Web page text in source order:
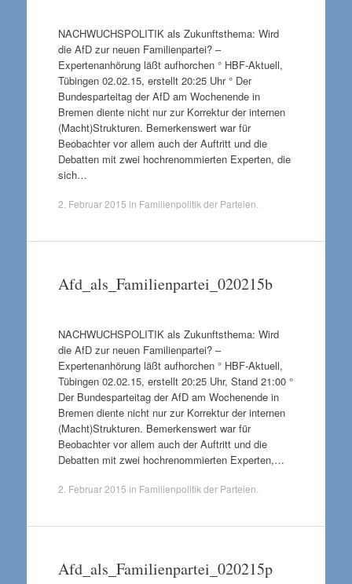
NACHWUCHSPOLITIK als Zukunftsthema: Wird
die AfD zur neuen Familienpartei? –
Expertenanhörung läßt aufhorchen ° HBF-Aktuell,
Tübingen 02.02.15, erstellt 20:25 Uhr ° Der
Bundesparteitag der AfD am Wochenende in
Bremen diente nicht nur zur Korrektur der internen
(Macht)Strukturen. Bemerkenswert war für
Beobachter vor allem auch der Auftritt und die
Debatten mit zwei hochrenommierten Experten, die
sich…
2. Februar 2015 in Familienpolitik der Parteien
Afd_als_Familienpartei_020215b
NACHWUCHSPOLITIK als Zukunftsthema: Wird
die AfD zur neuen Familienpartei? –
Expertenanhörung läßt aufhorchen ° HBF-Aktuell,
Tübingen 02.02.15, erstellt 20:25 Uhr, Stand 21:00 °
Der Bundesparteitag der AfD am Wochenende in
Bremen diente nicht nur zur Korrektur der internen
(Macht)Strukturen. Bemerkenswert war für
Beobachter vor allem auch der Auftritt und die
Debatten mit zwei hochrenommierten Experten,…
2. Februar 2015 in Familienpolitik der Parteien
Afd_als_Familienpartei_020215p